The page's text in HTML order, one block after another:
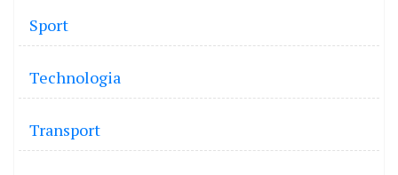
Sport
Technologia
Transport